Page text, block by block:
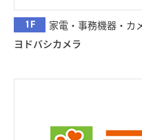
1F
家電・事務機器・カ
ヨドバシカメラ